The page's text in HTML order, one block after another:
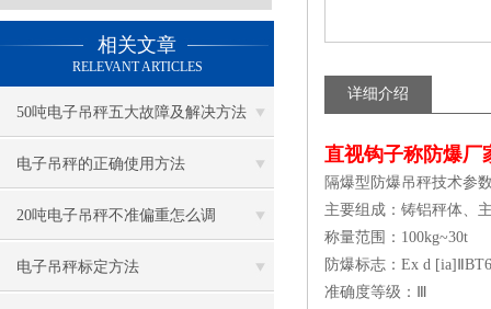
相关文章
RELEVANT ARTICLES
50吨电子吊秤五大故障及解决方法
电子吊秤的正确使用方法
20吨电子吊秤不准偏重怎么调
电子吊秤标定方法
详细介绍
直视钩子称防爆厂
隔爆型防爆吊秤技术参
主要组成：铸铝秤体、
称量范围：100kg~30t
防爆标志：Ex d [ia]ⅡBT6
准确度等级：Ⅲ